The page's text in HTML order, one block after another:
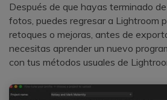
Después de que hayas terminado
fotos, puedes regresar a Lightroom
retoques o mejoras, antes de
necesitas aprender un nuevo
con tus métodos usuales de